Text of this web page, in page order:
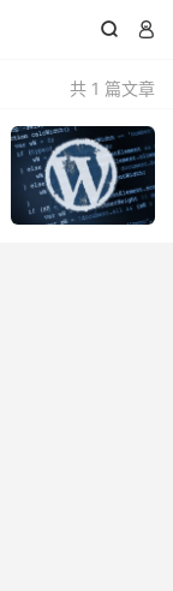
 
共 1 篇文章